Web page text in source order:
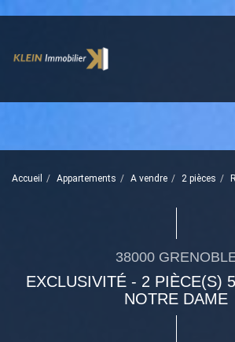
Accueil Appartements A vendre 2 pièces
38000
EXCLUSIVITÉ - 2 PIÈCE(S)
NOTRE DAME